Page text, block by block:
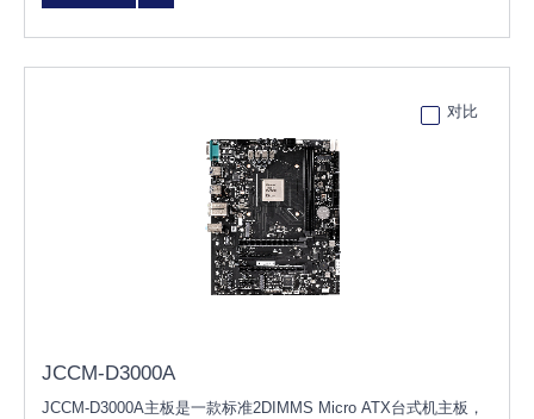
对比
JCCM-D3000A
JCCM-D3000A主板是一款标准2DIMMS Micro ATX台式机主板，